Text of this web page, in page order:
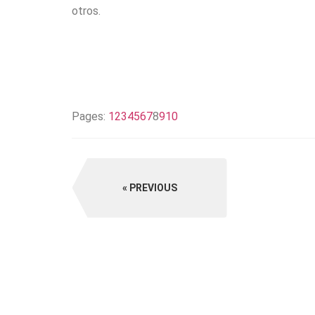
otros.
Pages: 12345678910
PREVIOUS